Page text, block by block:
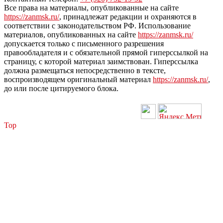
Все права на материалы, опубликованные на сайте
https://zanmsk.ru/, принадлежат редакции и охраняются в
соответствии с законодательством РФ. Использование
материалов, опубликованных на сайте https://zanmsk.ru/
допускается только с письменного разрешения
правообладателя и с обязательной прямой гиперссылкой на
страницу, с которой материал заимствован. Гиперссылка
должна размещаться непосредственно в тексте,
воспроизводящем оригинальный материал https://zanmsk.ru/,
до или после цитируемого блока.
Top